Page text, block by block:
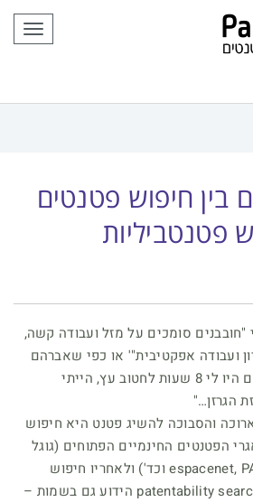
תפריט
בין חיפוש פטנטים
פטנטביליות
"חובבנים סומכים על מזל ועבודה קשה,
ועבודה אפקטיבית"' או כפי שאברהם
לינקולן ניסח זאת – "אם היו לי 8 שעות לחטוב עץ, הייתי
והסבוכה להשיג פטנט היא חיפוש
הפטנטים החינמיים הפתוחים (גוגל
פטנטס, espacenet, PATNETSCOPE וכד') ולאחריו חיפוש
פטנטביליות מקצועי (patentability search הידוע גם בשמות –